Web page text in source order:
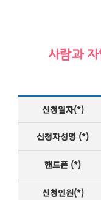
사람과 자
신청일자(*)
신청자성명 (*)
핸드폰 (*)
신청인원(*)